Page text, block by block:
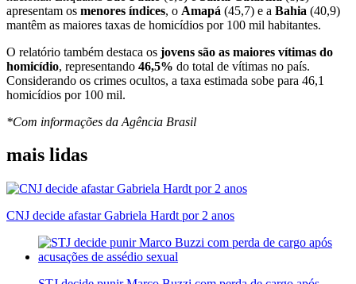
apresentam os menores índices, o Amapá (45,7) e a Bahia (40,9)
mantêm as maiores taxas de homicídios por 100 mil habitantes.
O relatório também destaca os jovens são as maiores vítimas do
homicídio, representando 46,5% do total de vítimas no país.
Considerando os crimes ocultos, a taxa estimada sobe para 46,1
homicídios por 100 mil.
*Com informações da Agência Brasil
mais lidas
CNJ decide afastar Gabriela Hardt por 2 anos